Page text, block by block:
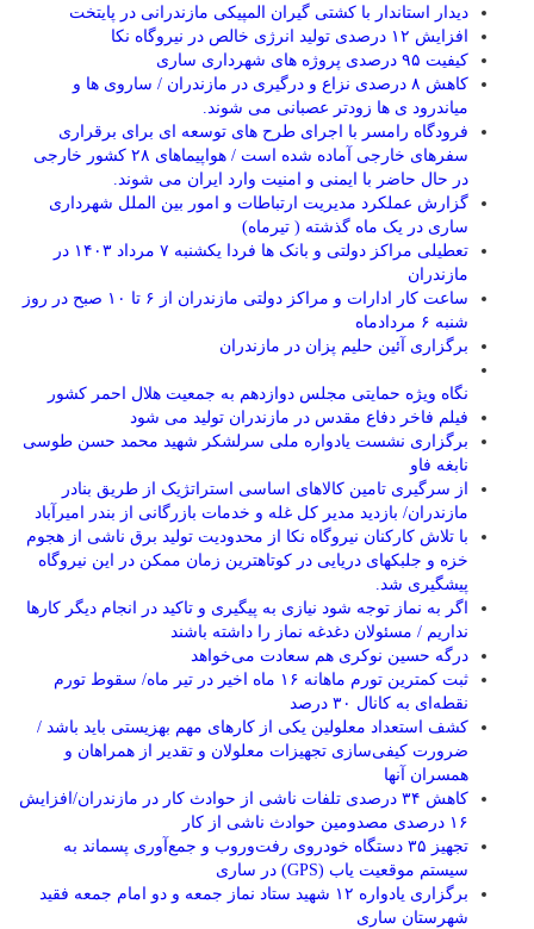
دیدار استاندار با کشتی گیران المپیکی مازندرانی در پایتخت
افزایش ۱۲ درصدی تولید انرژی خالص در نیروگاه نکا
کیفیت ۹۵ درصدی پروژه های شهرداری ساری
کاهش ۸ درصدی نزاع و درگیری در مازندران / ساروی ها و
میاندرود ی ها زودتر عصبانی می شوند.
فرودگاه رامسر با اجرای طرح های توسعه ای برای برقراری
سفرهای خارجی آماده شده است / هواپیماهای ۲۸ کشور خارجی
در حال حاضر با ایمنی و امنیت وارد ایران می شوند.
گزارش عملکرد مدیریت ارتباطات و امور بین الملل شهرداری
ساری در یک ماه گذشته ( تیرماه)
تعطیلی مراکز دولتی و بانک ها فردا یکشنبه ۷ مرداد ۱۴۰۳ در
مازندران
ساعت کار ادارات و مراکز دولتی مازندران از ۶ تا ۱۰ صبح در روز
شنبه ۶ مردادماه
برگزاری آئین حلیم پزان در مازندران
نگاه ویژه حمایتی مجلس دوازدهم به جمعیت هلال احمر کشور
فیلم فاخر دفاع مقدس در مازندران تولید می شود
برگزاری نشست یادواره ملی سرلشکر شهید محمد حسن طوسی
نابغه فاو
از سرگیری تامین کالاهای اساسی استراتژیک از طریق بنادر
مازندران/ بازدید مدیر کل غله و خدمات بازرگانی از بندر امیرآباد
با تلاش کارکنان نیروگاه نکا از محدودیت تولید برق ناشی از هجوم
خزه و جلبکهای دریایی در کوتاهترین زمان ممکن در این نیروگاه
پیشگیری شد.
اگر به نماز توجه شود نیازی به پیگیری و تاکید در انجام دیگر کارها
نداریم / مسئولان دغدغه نماز را داشته باشند
درگه حسین نوکری هم سعادت می‌خواهد
ثبت کمترین تورم ماهانه ۱۶ ماه اخیر در تیر ماه/ سقوط تورم
نقطه‌ای به کانال ۳۰ درصد
کشف استعداد معلولین یکی از کارهای مهم بهزیستی باید باشد /
ضرورت کیفی‌سازی تجهیزات معلولان و تقدیر از همراهان و
همسران آنها
کاهش ۳۴ درصدی تلفات ناشی از حوادث كار در مازندران/افزایش
۱۶ درصدی مصدومین حوادث ناشی از کار
تجهیز ۳۵ دستگاه خودروی رفت‌وروب و جمع‌آوری پسماند به
سیستم موقعیت یاب (GPS) در ساری
برگزاری یادواره ۱۲ شهید ستاد نماز جمعه و دو امام جمعه فقید
شهرستان ساری